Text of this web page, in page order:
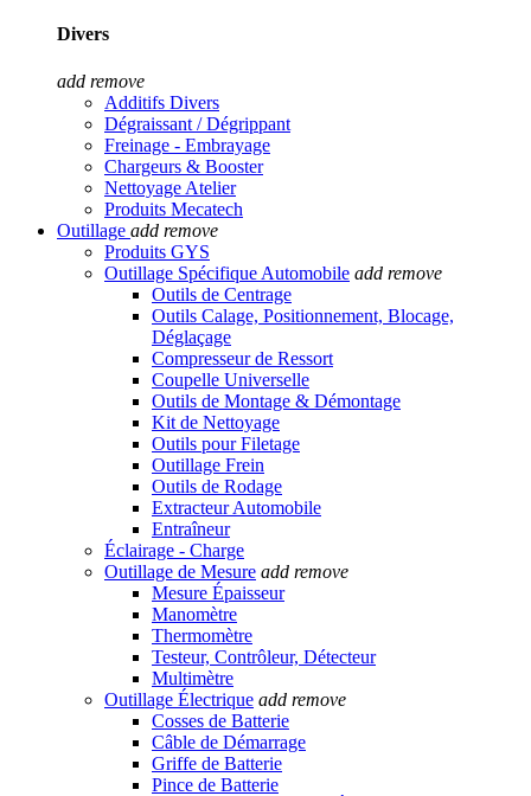
Divers
add remove
Additifs Divers
Dégraissant / Dégrippant
Freinage - Embrayage
Chargeurs & Booster
Nettoyage Atelier
Produits Mecatech
Outillage add remove
Produits GYS
Outillage Spécifique Automobile add remove
Outils de Centrage
Outils Calage, Positionnement, Blocage,
Déglaçage
Compresseur de Ressort
Coupelle Universelle
Outils de Montage & Démontage
Kit de Nettoyage
Outils pour Filetage
Outillage Frein
Outils de Rodage
Extracteur Automobile
Entraîneur
Éclairage - Charge
Outillage de Mesure add remove
Mesure Épaisseur
Manomètre
Thermomètre
Testeur, Contrôleur, Détecteur
Multimètre
Outillage Électrique add remove
Cosses de Batterie
Câble de Démarrage
Griffe de Batterie
Pince de Batterie